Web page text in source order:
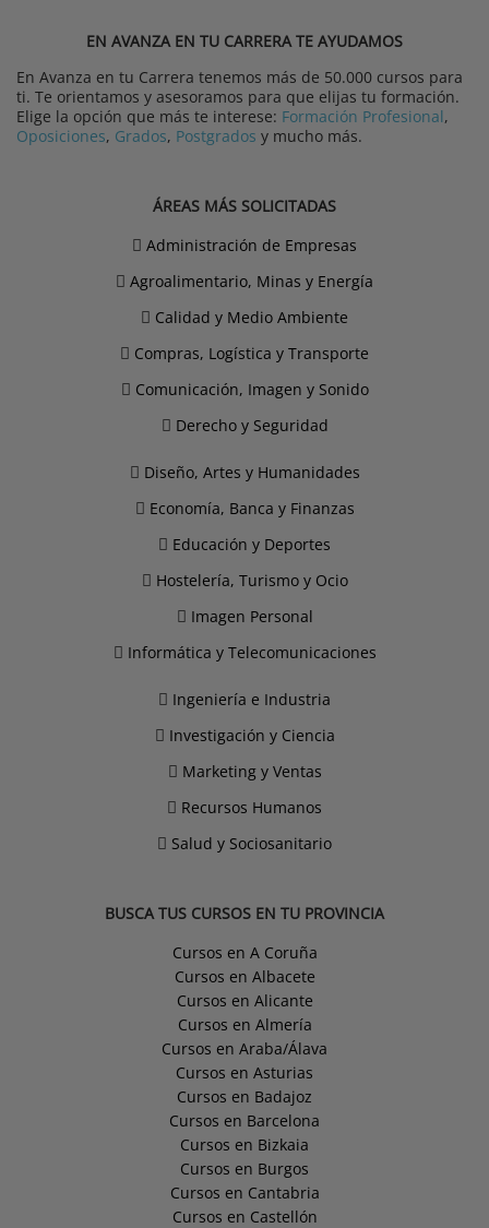
EN AVANZA EN TU CARRERA TE AYUDAMOS
En Avanza en tu Carrera tenemos más de 50.000 cursos para
ti. Te orientamos y asesoramos para que elijas tu formación.
Elige la opción que más te interese: Formación Profesional,
Oposiciones, Grados, Postgrados y mucho más.
ÁREAS MÁS SOLICITADAS
Administración de Empresas
Agroalimentario, Minas y Energía
Calidad y Medio Ambiente
Compras, Logística y Transporte
Comunicación, Imagen y Sonido
Derecho y Seguridad
Diseño, Artes y Humanidades
Economía, Banca y Finanzas
Educación y Deportes
Hostelería, Turismo y Ocio
Imagen Personal
Informática y Telecomunicaciones
Ingeniería e Industria
Investigación y Ciencia
Marketing y Ventas
Recursos Humanos
Salud y Sociosanitario
BUSCA TUS CURSOS EN TU PROVINCIA
Cursos en A Coruña
Cursos en Albacete
Cursos en Alicante
Cursos en Almería
Cursos en Araba/Álava
Cursos en Asturias
Cursos en Badajoz
Cursos en Barcelona
Cursos en Bizkaia
Cursos en Burgos
Cursos en Cantabria
Cursos en Castellón